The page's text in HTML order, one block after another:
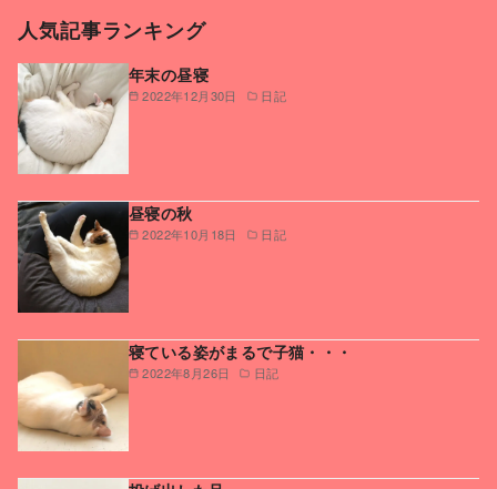
人気記事ランキング
2022年12月30日 日記
年末の昼寝
2022年10月18日 日記
昼寝の秋
2022年8月26日 日記
寝ている姿がまるで子猫・・・